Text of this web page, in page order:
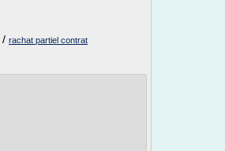
/ rachat partiel contrat